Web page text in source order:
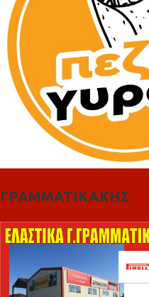
ΓΡΑΜΜΑΤΙΚΑΚΗΣ